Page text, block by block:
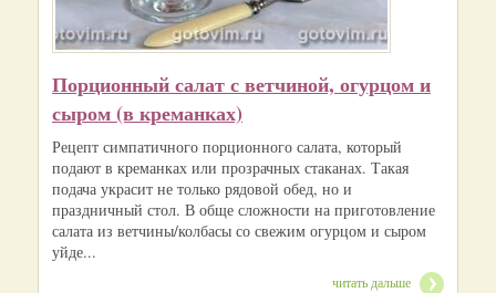
Порционный салат с ветчиной, огурцом и
сыром (в креманках)
Рецепт симпатичного порционного салата, который
подают в креманках или прозрачных стаканах. Такая
подача украсит не только рядовой обед, но и
праздничный стол. В обще сложности на приготовление
салата из ветчины/колбасы со свежим огурцом и сыром
уйде...
читать дальше